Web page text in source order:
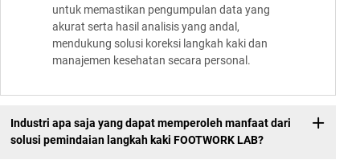
untuk memastikan pengumpulan data yang
akurat serta hasil analisis yang andal,
mendukung solusi koreksi langkah kaki dan
manajemen kesehatan secara personal.
Industri apa saja yang dapat memperoleh manfaat dari
solusi pemindaian langkah kaki FOOTWORK LAB?